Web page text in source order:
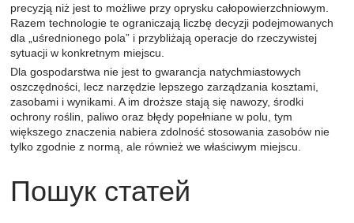
precyzją niż jest to możliwe przy oprysku całopowierzchniowym.
Razem technologie te ograniczają liczbę decyzji podejmowanych
dla „uśrednionego pola” i przybliżają operacje do rzeczywistej
sytuacji w konkretnym miejscu.
Dla gospodarstwa nie jest to gwarancja natychmiastowych
oszczędności, lecz narzędzie lepszego zarządzania kosztami,
zasobami i wynikami. A im droższe stają się nawozy, środki
ochrony roślin, paliwo oraz błędy popełniane w polu, tym
większego znaczenia nabiera zdolność stosowania zasobów nie
tylko zgodnie z normą, ale również we właściwym miejscu.
Пошук статей